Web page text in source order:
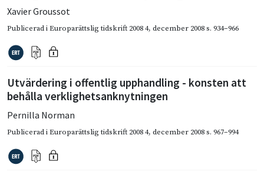
Xavier Groussot
Publicerad iEuroparättslig tidskrift 2008 4, december 2008s. 934–966
Utvärdering i offentlig upphandling - konsten att
behålla verklighetsanknytningen
Pernilla Norman
Publicerad iEuroparättslig tidskrift 2008 4, december 2008s. 967–994